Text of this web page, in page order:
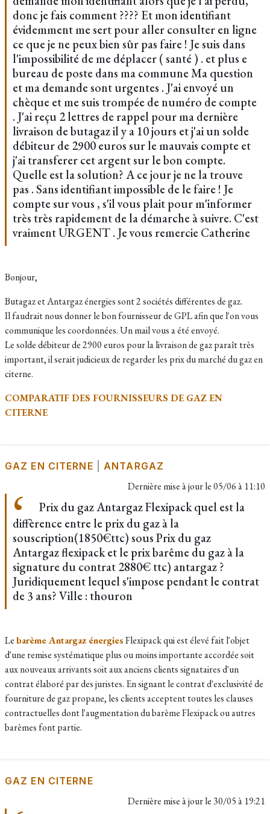
donc je fais comment ???? Et mon identifiant
évidemment me sert pour aller consulter en ligne
ce que je ne peux bien sûr pas faire ! Je suis dans
l'impossibilité de me déplacer ( santé ) . et plus e
bureau de poste dans ma commune Ma question
et ma demande sont urgentes . J'ai envoyé un
chèque et me suis trompée de numéro de compte
. J'ai reçu 2 lettres de rappel pour ma dernière
livraison de butagaz il y a 10 jours et j'ai un solde
débiteur de 2900 euros sur le mauvais compte et
j'ai transferer cet argent sur le bon compte.
Quelle est la solution? A ce jour je ne la trouve
pas . Sans identifiant impossible de le faire ! Je
compte sur vous , s'il vous plait pour m'informer
très très rapidement de la démarche à suivre. C'est
vraiment URGENT . Je vous remercie Catherine
Bonjour,
Butagaz et Antargaz énergies sont 2 sociétés différentes de gaz.
Il faudrait nous donner le bon fournisseur de GPL afin que l'on vous
communique les coordonnées. Un mail vous a été envoyé.
Le solde débiteur de 2900 euros pour la livraison de gaz paraît très
important, il serait judicieux de regarder les prix du marché du gaz en
citerne.
COMPARATIF DES FOURNISSEURS DE GAZ EN
CITERNE
GAZ EN CITERNE |ANTARGAZ
Dernière mise à jour le05/06 à 11:10
Prix du gaz Antargaz Flexipack quel est la
diffèrence entre le prix du gaz à la
souscription(1850€ttc) sous Prix du gaz
Antargaz flexipack et le prix barême du gaz à la
signature du contrat 2880€ ttc) antargaz ?
Juridiquement lequel s'impose pendant le contrat
de 3 ans? Ville : thouron
Lebarème Antargaz énergiesFlexipack qui est élevé fait l'objet
d'une remise systématique plus ou moins importante accordée soit
aux nouveaux arrivantssoit aux anciens clientssignataires d'un
contrat élaboré par des juristes. En signant le contrat d'exclusivité de
fourniture de gaz propane, les clients acceptent toutes les clauses
contractuelles dont l'augmentation du barème Flexipack ou autres
barèmes font partie.
GAZ EN CITERNE
Dernière mise à jour le 30/05 à 19:21